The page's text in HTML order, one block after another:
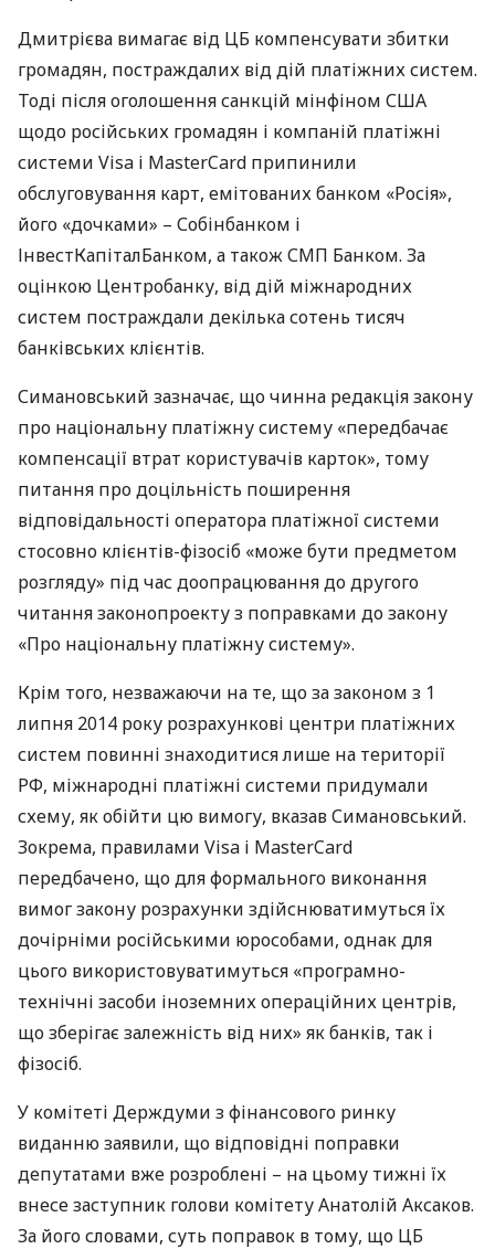
Дмитрієва вимагає від ЦБ компенсувати збитки
громадян, постраждалих від дій платіжних систем.
Тоді після оголошення санкцій мінфіном США
щодо російських громадян і компаній платіжні
системи Visa і MasterCard припинили
обслуговування карт, емітованих банком «Росія»,
його «дочками» – Собінбанком і
ІнвестКапіталБанком, а такожСМП Банком. За
оцінкою Центробанку, від дій міжнародних
систем постраждали декілька сотень тисяч
банківських клієнтів.
Симановський зазначає, що чинна редакція закону
про національну платіжну систему «передбачає
компенсації втрат користувачів карток», тому
питання про доцільність поширення
відповідальності оператора платіжної системи
стосовно клієнтів-фізосіб «може бути предметом
розгляду» під час доопрацювання до другого
читання законопроекту з поправками до закону
«Про національну платіжну систему».
Крім того, незважаючи на те, що за законом з 1
липня 2014 року розрахункові центри платіжних
систем повинні знаходитися лише на території
РФ, міжнародні платіжні системи придумали
схему, як обійти цю вимогу, вказав Симановський.
Зокрема, правилами Visa і MasterCard
передбачено, що для формального виконання
вимог закону розрахунки здійснюватимуться їх
дочірніми російськими юрособами, однак для
цього використовуватимуться «програмно-
технічні засоби іноземних операційних центрів,
що зберігає залежність від них» як банків, так і
фізосіб.
У комітеті Держдуми з фінансового ринку
виданню заявили, що відповідні поправки
депутатами вже розроблені – на цьому тижні їх
внесе заступник голови комітету Анатолій Аксаков.
За його словами, суть поправок в тому, що ЦБ